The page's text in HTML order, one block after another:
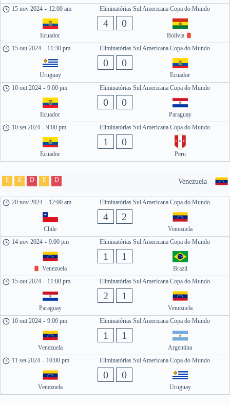
Eliminatórias Sul Americana Copa do Mundo
15 nov 2024 - 12:00 am
Ecuador
4 0
Bolivia
Eliminatórias Sul Americana Copa do Mundo
15 out 2024 - 11:30 pm
Uruguay
0 0
Ecuador
Eliminatórias Sul Americana Copa do Mundo
10 out 2024 - 9:00 pm
Ecuador
0 0
Paraguay
Eliminatórias Sul Americana Copa do Mundo
10 set 2024 - 9:00 pm
Ecuador
1 0
Peru
Venezuela
E E D E D
Eliminatórias Sul Americana Copa do Mundo
20 nov 2024 - 12:00 am
Chile
4 2
Venezuela
Eliminatórias Sul Americana Copa do Mundo
14 nov 2024 - 9:00 pm
Venezuela
1 1
Brazil
Eliminatórias Sul Americana Copa do Mundo
15 out 2024 - 11:00 pm
Paraguay
2 1
Venezuela
Eliminatórias Sul Americana Copa do Mundo
10 out 2024 - 9:00 pm
Venezuela
1 1
Argentina
Eliminatórias Sul Americana Copa do Mundo
11 set 2024 - 10:00 pm
Venezuela
0 0
Uruguay